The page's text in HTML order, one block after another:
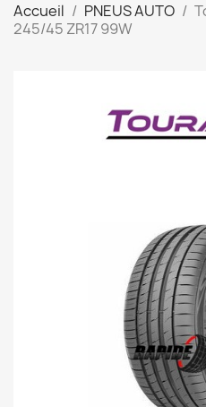
Accueil PNEUS AUTO
245/45 ZR17 99W